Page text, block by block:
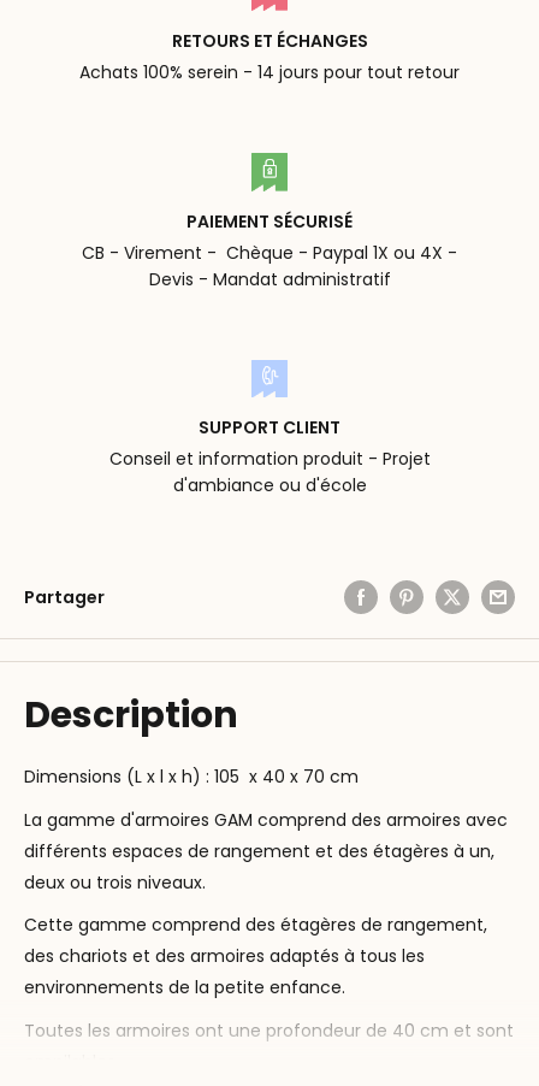
RETOURS ET ÉCHANGES
Achats 100% serein - 14 jours pour tout retour
PAIEMENT SÉCURISÉ
CB - Virement - Chèque - Paypal 1X ou 4X -
Devis - Mandat administratif
SUPPORT CLIENT
Conseil et information produit - Projet
d'ambiance ou d'école
Partager
Description
Dimensions (L x l x h) : 105 x 40 x 70 cm
La gamme d'armoires GAM comprend des armoires avec
différents espaces de rangement et des étagères à un,
deux ou trois niveaux.
Cette gamme comprend des étagères de rangement,
des chariots et des armoires adaptés à tous les
environnements de la petite enfance.
Toutes les armoires ont une profondeur de 40 cm et sont